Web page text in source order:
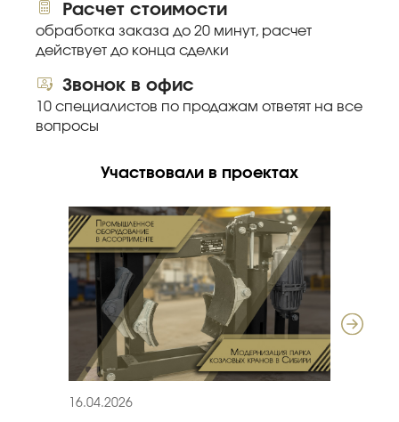
Расчет стоимости
обработка заказа до 20 минут, расчет
действует до конца сделки
Звонок в офис
10 специалистов по продажам ответят на все
вопросы
Участвовали в проектах
16.04.2026